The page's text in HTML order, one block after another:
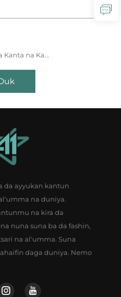
An Sanya su ga Kanta na Kanta
da ayyukan kantun
na duniya.
na kira da
nuna suna ba da fashin,
na al'umma. Suna
daga duniya. Nemo